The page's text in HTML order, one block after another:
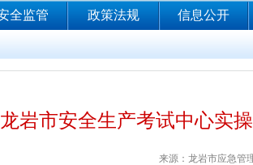
龙岩市安全生产考试中心实
来源：龙岩市应急管